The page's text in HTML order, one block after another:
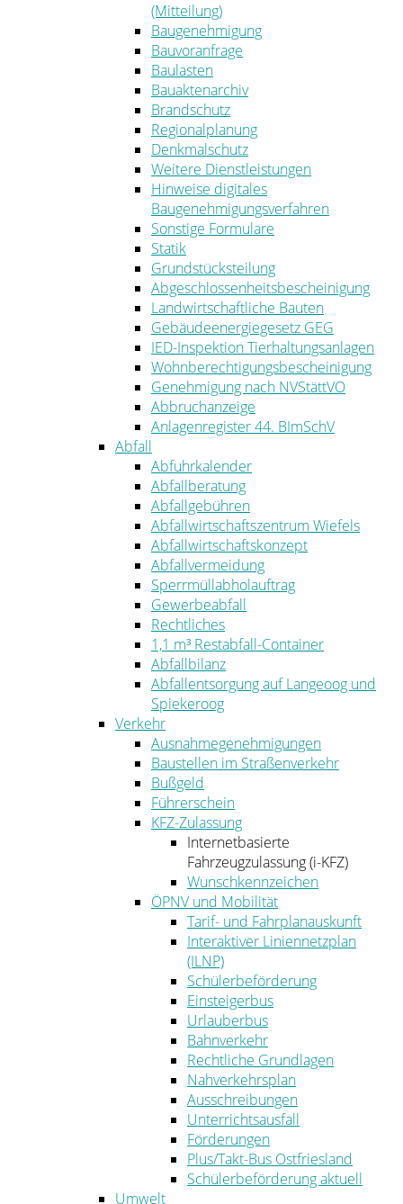
(Mitteilung)
Baugenehmigung
Bauvoranfrage
Baulasten
Bauaktenarchiv
Brandschutz
Regionalplanung
Denkmalschutz
Weitere Dienstleistungen
Hinweise digitales
Baugenehmigungsverfahren
Sonstige Formulare
Statik
Grundstücksteilung
Abgeschlossenheitsbescheinigung
Landwirtschaftliche Bauten
Gebäudeenergiegesetz GEG
IED-Inspektion Tierhaltungsanlagen
Wohnberechtigungsbescheinigung
Genehmigung nach NVStättVO
Abbruchanzeige
Anlagenregister 44. BImSchV
Abfall
Abfuhrkalender
Abfallberatung
Abfallgebühren
Abfallwirtschaftszentrum Wiefels
Abfallwirtschaftskonzept
Abfallvermeidung
Sperrmüllabholauftrag
Gewerbeabfall
Rechtliches
1,1 m³ Restabfall-Container
Abfallbilanz
Abfallentsorgung auf Langeoog und
Spiekeroog
Verkehr
Ausnahmegenehmigungen
Baustellen im Straßenverkehr
Bußgeld
Führerschein
KFZ-Zulassung
Internetbasierte
Fahrzeugzulassung (i-KFZ)
Wunschkennzeichen
ÖPNV und Mobilität
Tarif- und Fahrplanauskunft
Interaktiver Liniennetzplan
(ILNP)
Schülerbeförderung
Einsteigerbus
Urlauberbus
Bahnverkehr
Rechtliche Grundlagen
Nahverkehrsplan
Ausschreibungen
Unterrichtsausfall
Förderungen
Plus/Takt-Bus Ostfriesland
Schülerbeförderung aktuell
Umwelt